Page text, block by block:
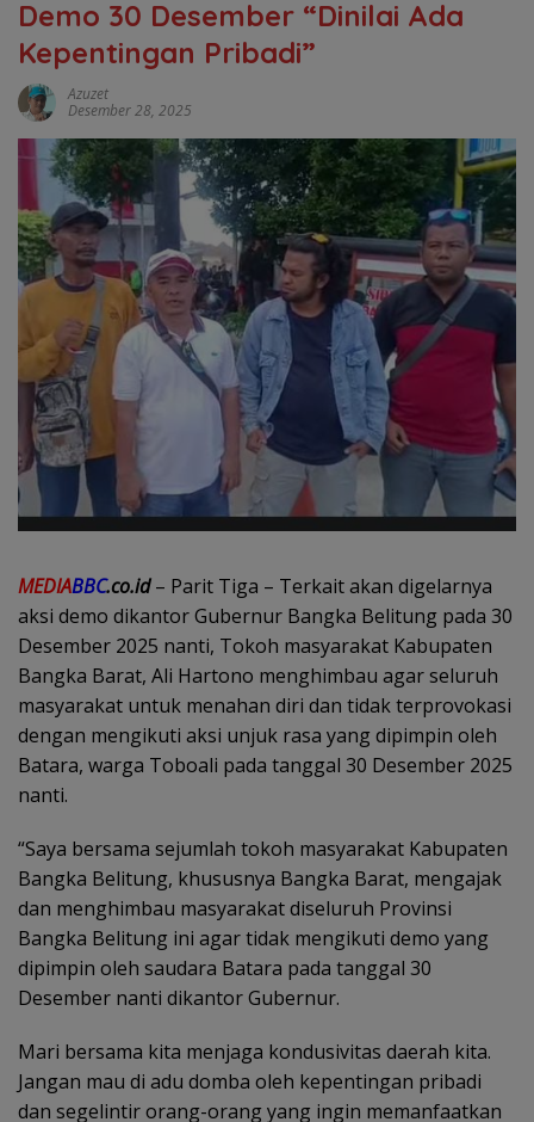
Demo 30 Desember “Dinilai Ada
Kepentingan Pribadi”
Azuzet
Desember 28, 2025
MEDIABBC.co.id– Parit Tiga – Terkait akan digelarnya
aksi demo dikantor Gubernur Bangka Belitung pada 30
Desember 2025 nanti, Tokoh masyarakat Kabupaten
Bangka Barat, Ali Hartono menghimbau agar seluruh
masyarakat untuk menahan diri dan tidak terprovokasi
dengan mengikuti aksi unjuk rasa yang dipimpin oleh
Batara, warga Toboali pada tanggal 30 Desember 2025
nanti.
“Saya bersama sejumlah tokoh masyarakat Kabupaten
Bangka Belitung, khususnya Bangka Barat, mengajak
dan menghimbau masyarakat diseluruh Provinsi
Bangka Belitung ini agar tidak mengikuti demo yang
dipimpin oleh saudara Batara pada tanggal 30
Desember nanti dikantor Gubernur.
Mari bersama kita menjaga kondusivitas daerah kita.
Jangan mau di adu domba oleh kepentingan pribadi
dan segelintir orang-orang yang ingin memanfaatkan